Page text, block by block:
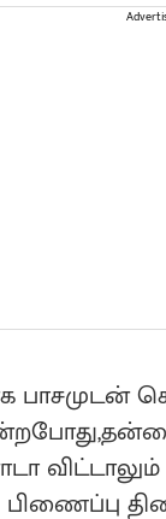
பாசமுடன்